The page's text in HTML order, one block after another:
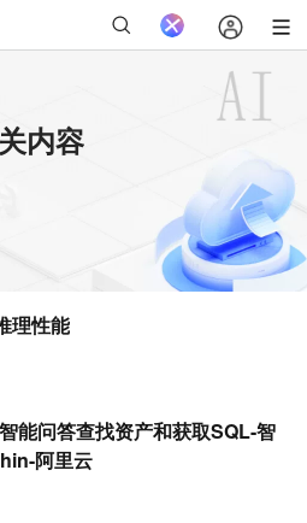
内容
理性能
能问答查找资产和获取SQL-智
阿里云